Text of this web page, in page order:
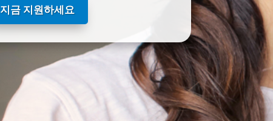
지금 지원하세요